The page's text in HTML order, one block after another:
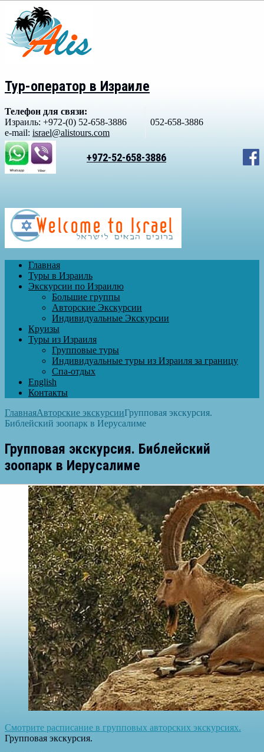
Тур-оператор в Израиле
Телефон для связи:
Израиль: +972-(0) 52-658-3886
052-658-3886
e-mail: israel@alistours.com
+972-52-658-3886
Главная
Туры в Израиль
Экскурсии по Израилю
Большие группы
Авторские Экскурсии
Индивидуальные Экскурсии
Круизы
Туры из Израиля
Групповые туры
Индивидуальные туры из Израиля за границу
Спа-отдых
English
Контакты
ГлавнаяАвторские экскурсииГрупповая экскурсия.
Библейский зоопарк в Иерусалиме
Групповая экскурсия. Библейский
зоопарк в Иерусалиме
Смотрите расписание в групповых авторских экскурсиях.
Групповая экскурсия.